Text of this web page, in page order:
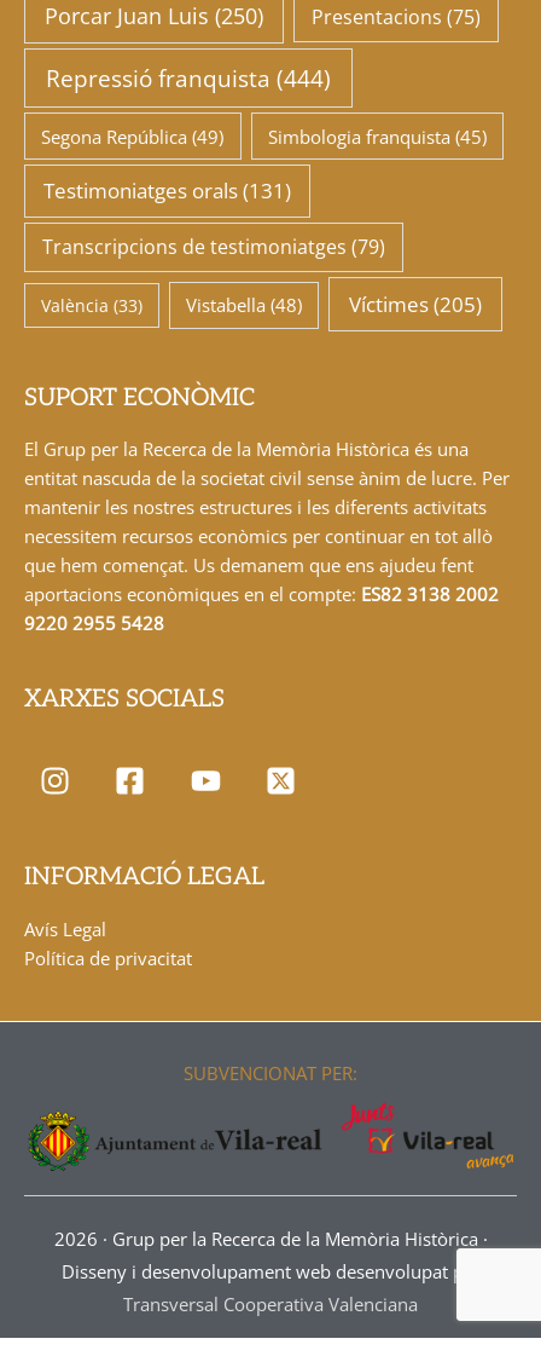
Porcar Juan Luis (250) Presentacions (75)
Repressió franquista (444)
Segona República (49) Simbologia franquista (45)
Testimoniatges orals(131)
Transcripcions de testimoniatges (79)
València (33) Vistabella (48) Víctimes(205)
SUPORT ECONÒMIC
El Grup per la Recerca de la Memòria Històrica és una
entitat nascuda de la societat civil sense ànim de lucre. Per
mantenir les nostres estructures i les diferents activitats
necessitem recursos econòmics per continuar en tot allò
que hem començat. Us demanem que ens ajudeu fent
aportacions econòmiques en el compte: ES82 3138 2002
9220 2955 5428
XARXES SOCIALS
INFORMACIÓ LEGAL
Avís Legal
Política de privacitat
SUBVENCIONAT PER:
2026 · Grup per la Recerca de la Memòria Històrica ·
Disseny i desenvolupament web desenvolupat per
Transversal Cooperativa Valenciana